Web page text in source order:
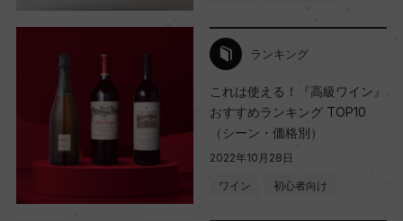
ランキング
これは使える！『高級ワイン』
おすすめランキング TOP10
（シーン・価格別）
2022年10月28日
ワイン 初心者向け